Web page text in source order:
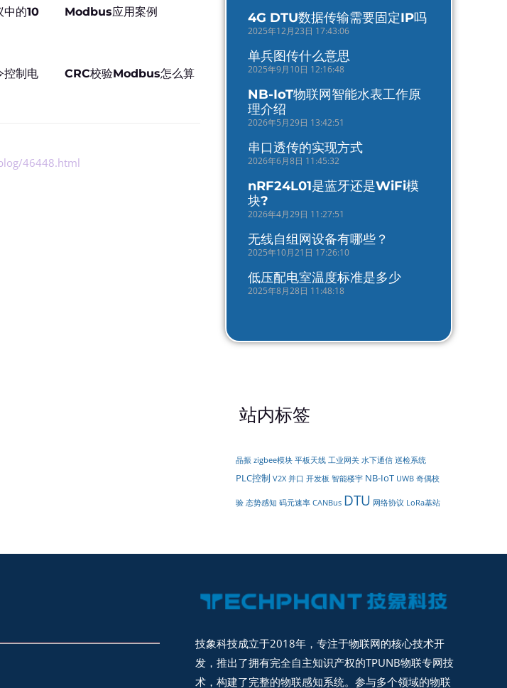
的10
Modbus应用案例
制电
CRC校验Modbus怎么算
46448.html
4G DTU数据传输需要固定IP吗
2025年12月23日 17:43:06
单兵图传什么意思
2025年9月10日 12:16:48
NB-IoT物联网智能水表工作原
理介绍
2026年5月29日 13:42:51
串口透传的实现方式
2026年6月8日 11:45:32
nRF24L01是蓝牙还是WiFi模
块?
2026年4月29日 11:27:51
无线自组网设备有哪些？
2025年10月21日 17:26:10
低压配电室温度标准是多少
2025年8月28日 11:48:18
站内标签
晶振 zigbee模块 平板天线 工业网关 水下通信 巡检系统
PLC控制 V2X 并口 开发板 智能楼宇 NB-IoT UWB 奇偶校
验 态势感知 码元速率 CANBus DTU 网络协议 LoRa基站
技象科技成立于2018年，专注于物联网的核心技术开
发，推出了拥有完全自主知识产权的TPUNB物联专网技
术，构建了完整的物联感知系统。参与多个领域的物联